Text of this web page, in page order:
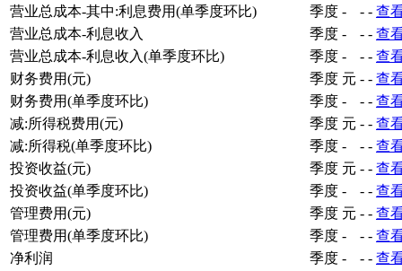
营业总成本-其中:利息费用(单季度环比) 季度 - - - 查
营业总成本-利息收入
季度 - - - 查
营业总成本-利息收入(单季度环比)
季度 - - - 查
财务费用(元)
季度 元 - - 查
财务费用(单季度环比)
季度 - - - 查
减:所得税费用(元)
季度 元 - - 查
减:所得税(单季度环比)
季度 - - - 查
投资收益(元)
季度 元 - - 查
投资收益(单季度环比)
季度 - - - 查
管理费用(元)
季度 元 - - 查
管理费用(单季度环比)
季度 - - - 查
净利润
季度 - - - 查